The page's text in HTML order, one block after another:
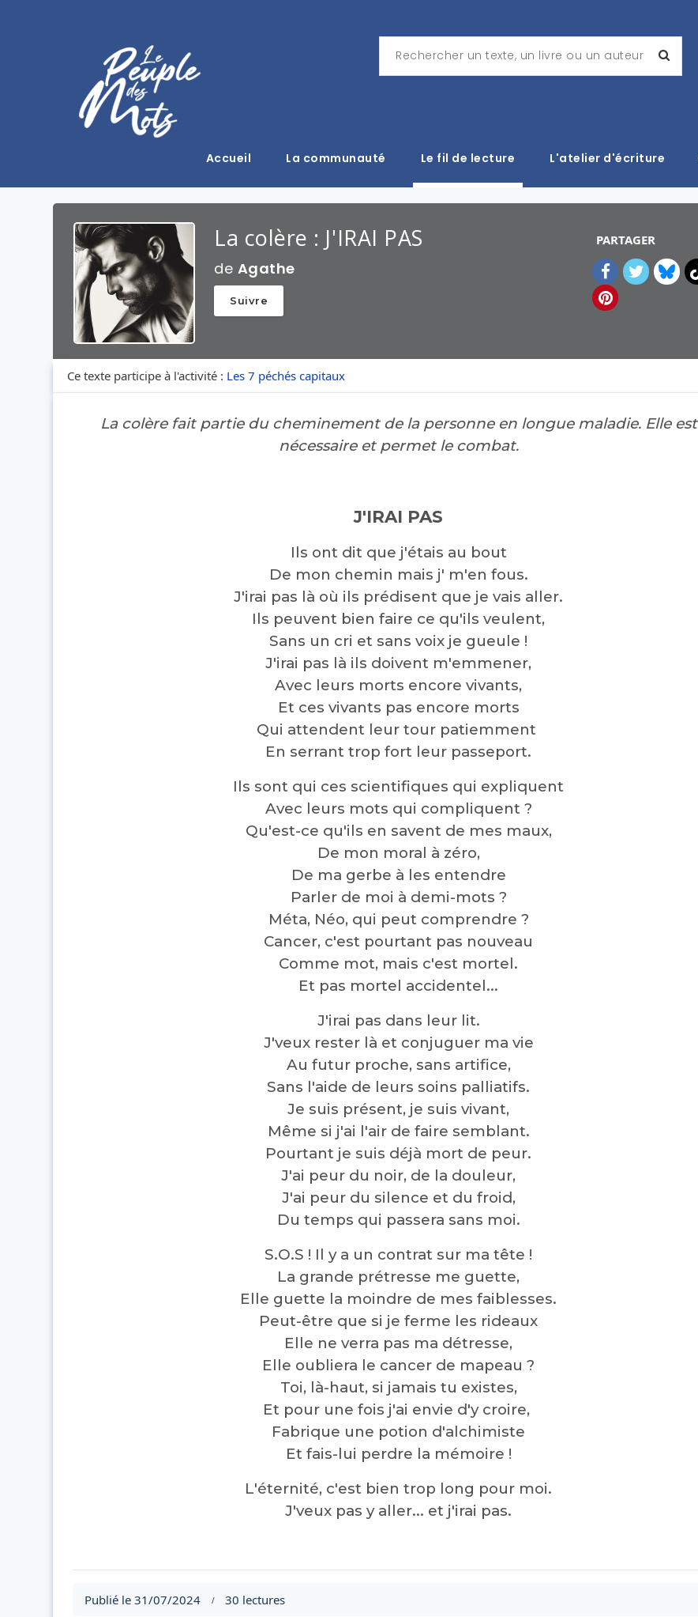
Accueil La communauté Le fil de lecture L'atelier d'écriture
La colère : J'IRAI PAS
de Agathe
Suivre
PARTAGER
Ce texte participe à l'activité : Les 7 péchés capitaux
La colère fait partie du cheminement de la personne en longue maladie. Elle est
nécessaire et permet le combat.
J'IRAI PAS
Ils ont dit que j'étais au bout
De mon chemin mais j' m'en fous.
J'irai pas là où ils prédisent que je vais aller.
Ils peuvent bien faire ce qu'ils veulent,
Sans un cri et sans voix je gueule !
J'irai pas là ils doivent m'emmener,
Avec leurs morts encore vivants,
Et ces vivants pas encore morts
Qui attendent leur tour patiemment
En serrant trop fort leur passeport.
Ils sont qui ces scientifiques qui expliquent
Avec leurs mots qui compliquent ?
Qu'est-ce qu'ils en savent de mes maux,
De mon moral à zéro,
De ma gerbe à les entendre
Parler de moi à demi-mots ?
Méta, Néo, qui peut comprendre ?
Cancer, c'est pourtant pas nouveau
Comme mot, mais c'est mortel.
Et pas mortel accidentel...
J'irai pas dans leur lit.
J'veux rester là et conjuguer ma vie
Au futur proche, sans artifice,
Sans l'aide de leurs soins palliatifs.
Je suis présent, je suis vivant,
Même si j'ai l'air de faire semblant.
Pourtant je suis déjà mort de peur.
J'ai peur du noir, de la douleur,
J'ai peur du silence et du froid,
Du temps qui passera sans moi.
S.O.S ! Il y a un contrat sur ma tête !
La grande prétresse me guette,
Elle guette la moindre de mes faiblesses.
Peut-être que si je ferme les rideaux
Elle ne verra pas ma détresse,
Elle oubliera le cancer de mapeau ?
Toi, là-haut, si jamais tu existes,
Et pour une fois j'ai envie d'y croire,
Fabrique une potion d'alchimiste
Et fais-lui perdre la mémoire !
L'éternité, c'est bien trop long pour moi.
J'veux pas y aller... et j'irai pas.
Publié le 31/07/2024 / 30 lectures